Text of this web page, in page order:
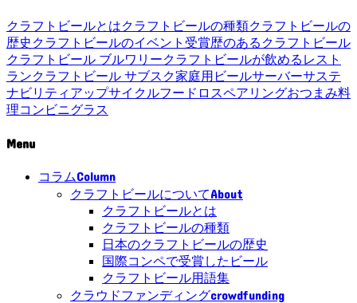
クラフトビールとはクラフトビールの種類クラフトビールの
歴史 クラフトビールのイベント 受賞歴のあるクラフトビール
クラフトビール ブルワリークラフトビールが飲めるレスト
ランクラフトビール サブスク家庭用ビールサーバーサステ
ナビリティ アップサイクルフードロスペアリングおつまみ料
理コンビニグラス
Menu
コラムColumn
クラフトビールについてAbout
クラフトビールとは
クラフトビールの種類
日本のクラフトビールの歴史
国際コンペで受賞したビール
クラフトビール用語集
クラウドファンディングcrowdfunding